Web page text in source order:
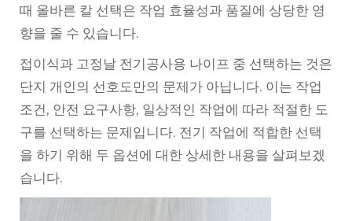
때 올바른 칼 선택은 작업 효율성과 품질에 상당한 영
향을 줄 수 있습니다.
접이식과 고정날 전기공사용 나이프 중 선택하는 것은
단지 개인의 선호도만의 문제가 아닙니다. 이는 작업
조건, 안전 요구사항, 일상적인 작업에 따라 적절한 도
구를 선택하는 문제입니다. 전기 작업에 적합한 선택
을 하기 위해 두 옵션에 대한 상세한 내용을 살펴보겠
습니다.